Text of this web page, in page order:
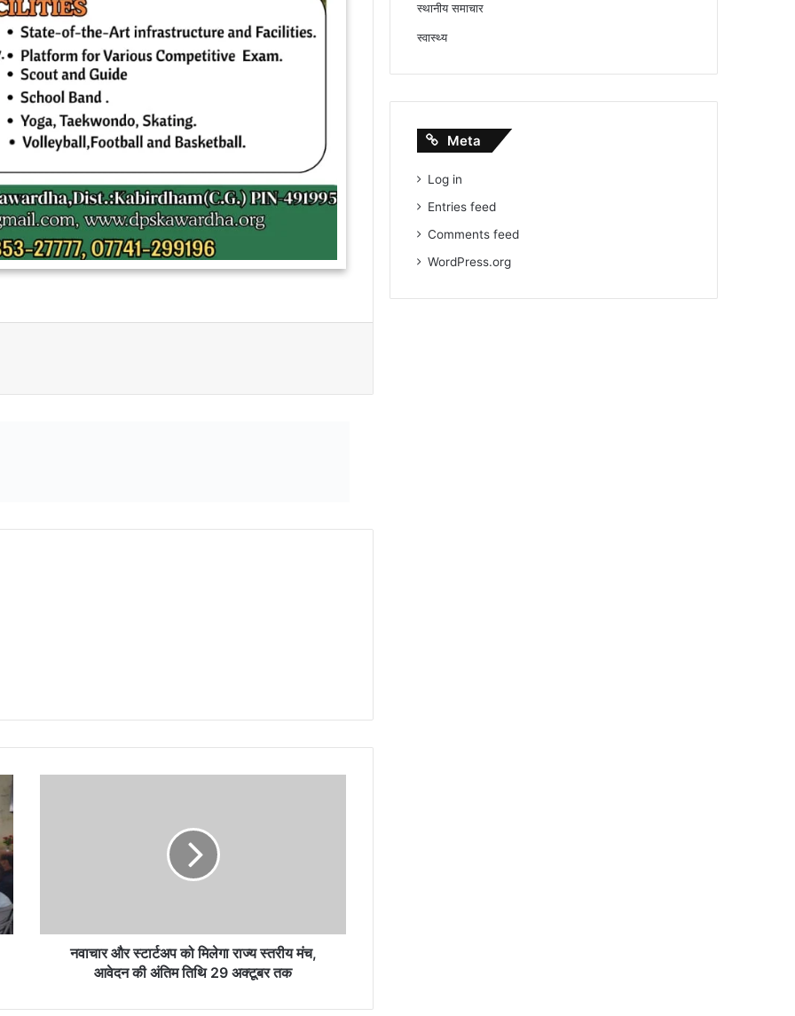
आवेदन
29
नवाचार और स्टार्टअप को मिलेगा राज्य स्तरीय मंच,
आवेदन की अंतिम तिथि 29 अक्टूबर तक
स्थानीय समाचार
स्वास्थ्य
Meta
Log in
Entries feed
Comments feed
WordPress.org